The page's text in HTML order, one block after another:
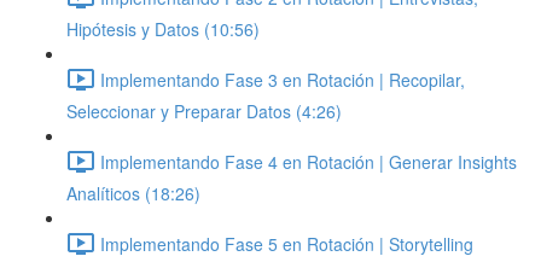
Hipótesis y Datos (10:56)
Implementando Fase 3 en Rotación | Recopilar,
Seleccionar y Preparar Datos (4:26)
Implementando Fase 4 en Rotación | Generar Insights
Analíticos (18:26)
Implementando Fase 5 en Rotación | Storytelling